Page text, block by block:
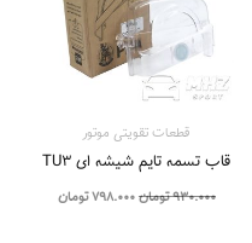
قطعات تقویتی موتور
قاب تسمه تایم شیشه ای TU3
930.000تومان798.000تومان